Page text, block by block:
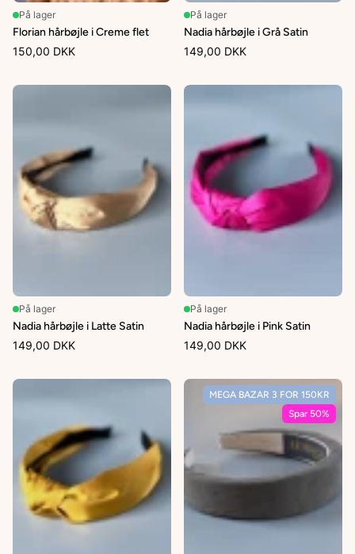
På lager
Florian hårbøjle i Creme flet
150,00 DKK
På lager
Nadia hårbøjle i Grå Satin
149,00 DKK
På lager
Nadia hårbøjle i Latte Satin
149,00 DKK
På lager
Nadia hårbøjle i Pink Satin
149,00 DKK
MEGA BAZAR 3 FOR 150KR
Spar 50%